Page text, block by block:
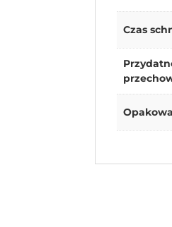
Czas